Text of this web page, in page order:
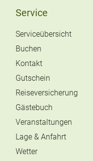
Service
Serviceübersicht
Buchen
Kontakt
Gutschein
Reiseversicherung
Gästebuch
Veranstaltungen
Lage & Anfahrt
Wetter